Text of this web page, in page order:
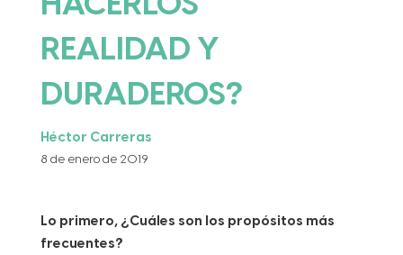
REALIDAD Y
DURADEROS?
Héctor Carreras
8 de enero de 2019
Lo primero, ¿Cuáles son los propósitos más
frecuentes?